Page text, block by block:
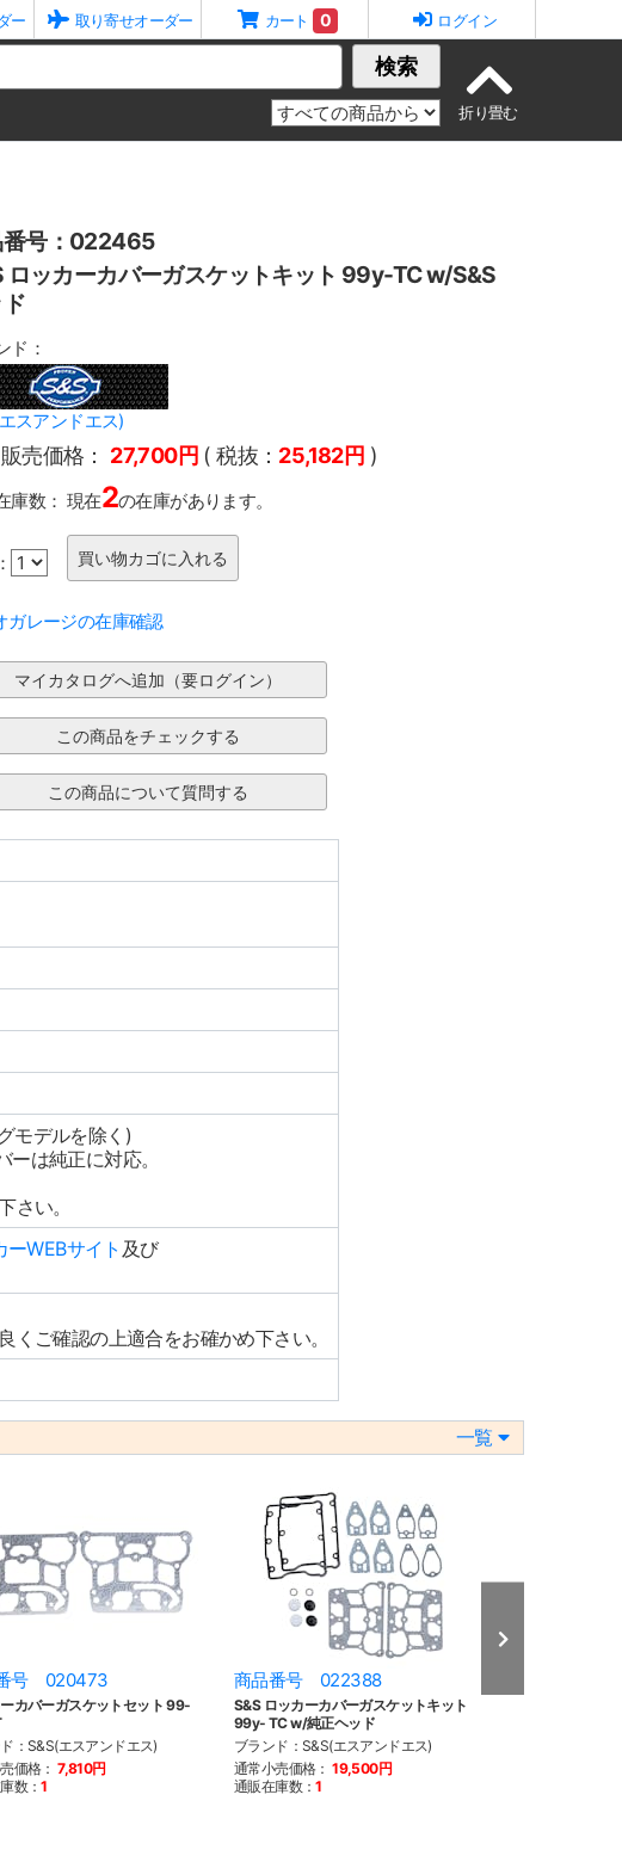
ー 取り寄せオーダー カート 0 ログイン
検索
番号：022465
ロッカーカバーガスケットキット 99y-TC w/S&S
ド：
スアンドエス)
売価格： 27,700円 ( 税抜： 25,182円 )
庫数： 現在2の在庫があります。
ガレージの在庫確認
モデルを除く)
は純正に対応。
さい。
ーWEBサイト 及び
くご確認の上適合をお確かめ下さい。
一覧
号 020473
カバーガスケットセット 99-
：S&S(エスアンドエス)
価格： 7,810円
数：1
商品番号 022388
S&S ロッカーカバーガスケットキット
99y- TC w/純正ヘッド
ブランド：S&S(エスアンドエス)
通常小売価格： 19,500円
通販在庫数：1